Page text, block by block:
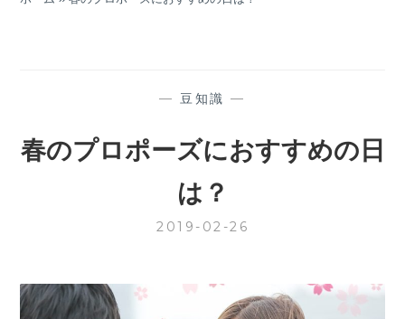
— 豆知識 —
春のプロポーズにおすすめの日
は？
2019-02-26